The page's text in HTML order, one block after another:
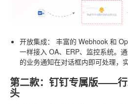
开放集成：
丰富的 Webhook 和
一样接入 OA、ERP、监控系统。
的业务通知在对话框内即可处理，
第二款：钉钉专属版——
头